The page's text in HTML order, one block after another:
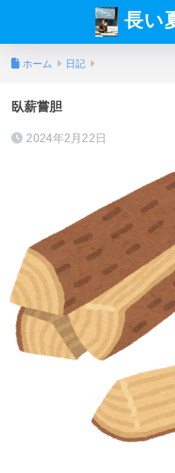
長い
ホーム 日記
臥薪嘗胆
2024年2月22日